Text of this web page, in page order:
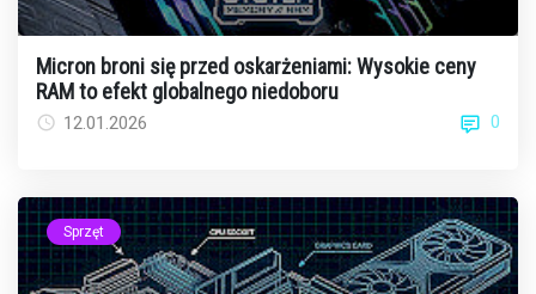
Micron broni się przed oskarżeniami: Wysokie ceny
RAM to efekt globalnego niedoboru
12.01.2026 0
Sprzęt